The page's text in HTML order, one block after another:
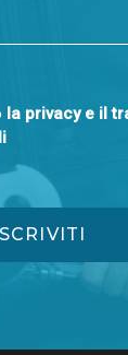
la privacy e il